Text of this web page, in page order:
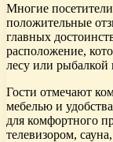
Многие
положительные
главных
расположение,
лесу или рыбалкой
Гости отмечают
мебелью и
для комфортного
телевизором,